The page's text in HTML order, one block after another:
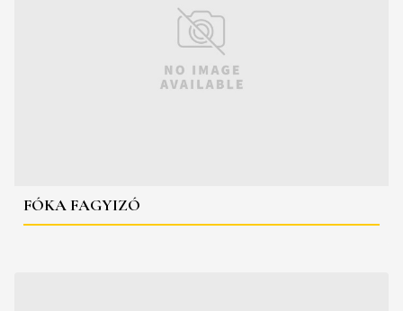
FÓKA FAGYIZÓ